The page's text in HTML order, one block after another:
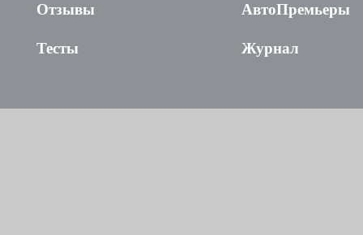
Отзывы
Тесты
АвтоПремьеры
Журнал